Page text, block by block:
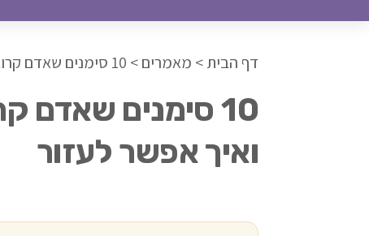
דף הבית> מאמרים> 10 סימנים שאדם קרוב אליך מכור — ואיך אפשר לעזור
10 סימנים שאדם
ואיך אפשר לעזור